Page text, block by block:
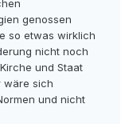
genossen
so etwas wirklich
nicht noch
und Staat
wäre sich
und nicht